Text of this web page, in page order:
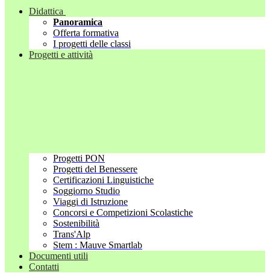
Didattica
Panoramica
Offerta formativa
I progetti delle classi
Progetti e attività
Progetti PON
Progetti del Benessere
Certificazioni Linguistiche
Soggiorno Studio
Viaggi di Istruzione
Concorsi e Competizioni Scolastiche
Sostenibilità
Trans'Alp
Stem : Mauve Smartlab
Documenti utili
Contatti